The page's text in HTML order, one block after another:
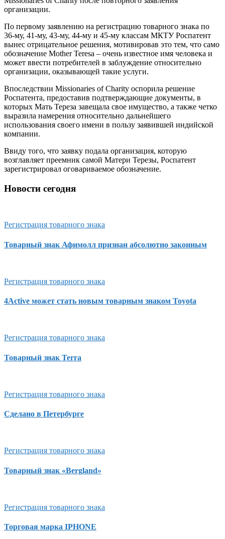
организации.
По первому заявлению на регистрацию товарного знака по
36-му, 41-му, 43-му, 44-му и 45-му классам МКТУ Роспатент
вынес отрицательное решения, мотивировав это тем, что само
обозначение Mother Teresa – очень известное имя человека и
может ввести потребителей в заблуждение относительно
организации, оказывающей такие услуги.
Впоследствии Missionaries of Charity оспорила решение
Роспатента, предоставив подтверждающие документы, в
которых Мать Тереза завещала свое имущество, а также четко
выразила намерения относительно дальнейшего
использования своего имени в пользу заявившей индийской
компании.
Ввиду того, что заявку подала организация, которую
возглавляет преемник самой Матери Терезы, Роспатент
зарегистрировал оговариваемое обозначение.
Новости сегодня
Регистрация товарного знака
Товарный знак Афимолл признан абсолютно законным
Регистрация товарного знака
4Active может стать новым товарным знаком Toyota
Регистрация товарного знака
Товарный знак Terra
Регистрация товарного знака
Сделано в Петербурге
Регистрация товарного знака
Товарный знак «Bergland»
Регистрация товарного знака
Торговая марка IPHONE